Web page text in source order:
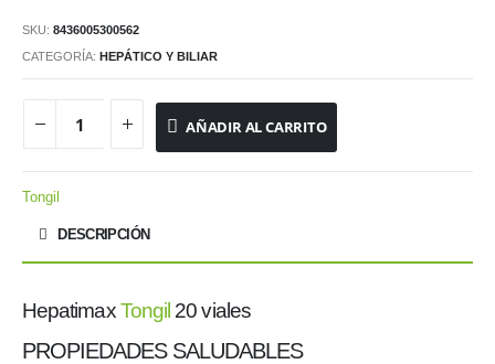
SKU: 8436005300562
CATEGORÍA: HEPÁTICO Y BILIAR
AÑADIR AL CARRITO
Tongil
DESCRIPCIÓN
HepatimaxTongil 20 viales
PROPIEDADES SALUDABLES